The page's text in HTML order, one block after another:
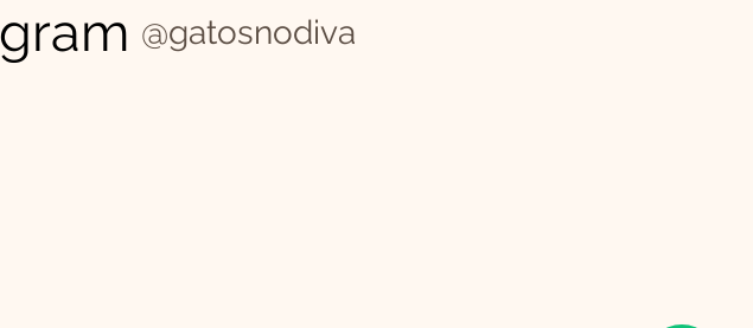
@gatosnodiva